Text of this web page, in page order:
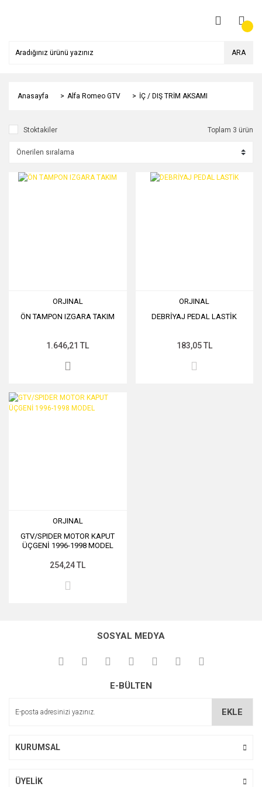
ARA
Anasayfa Alfa Romeo GTV İÇ / DIŞ TRİM AKSAMI
Stoktakiler Toplam 3 ürün
ORJINAL
ÖN TAMPON IZGARA TAKIM
1.646,21 TL
ORJINAL
DEBRİYAJ PEDAL LASTİK
183,05 TL
ORJINAL
GTV/SPIDER MOTOR KAPUT
ÜÇGENİ 1996-1998 MODEL
254,24 TL
SOSYAL MEDYA
E-BÜLTEN
EKLE
KURUMSAL
ÜYELİK